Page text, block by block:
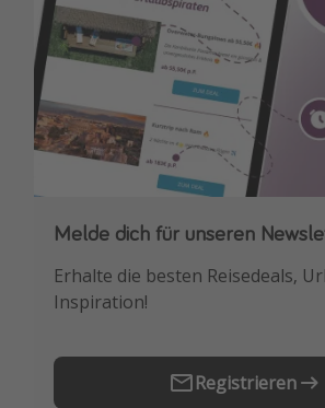
Melde dich für unseren
Erhalte die besten Reisedeals,
Inspiration!
Registrieren
Downloade unsere App
Buche die besten
Erstes.